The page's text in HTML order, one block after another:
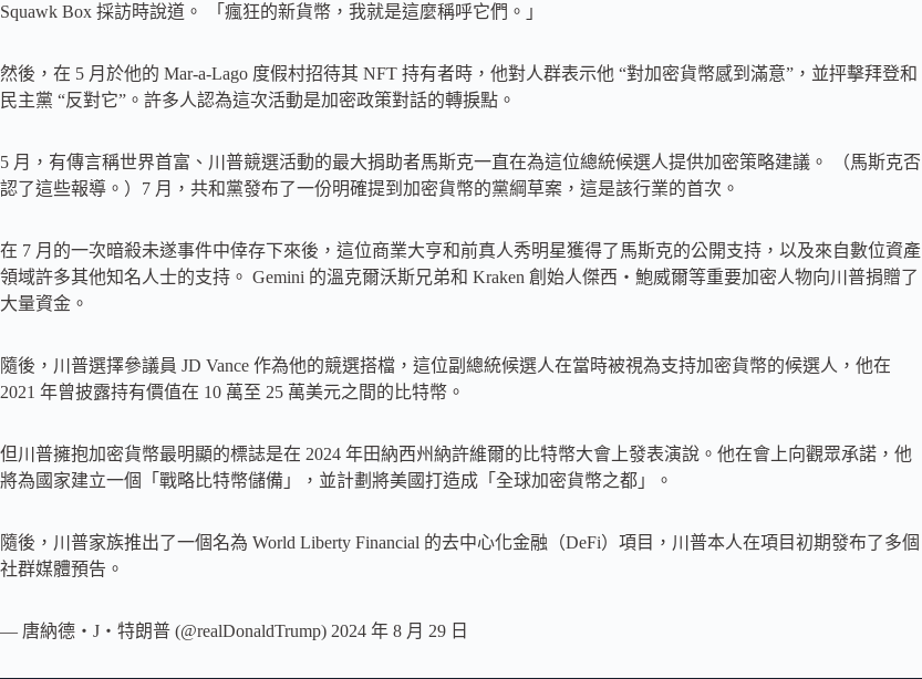
Squawk Box 採訪時說道。 「瘋狂的新貨幣，我就是這麼稱呼它們。」
然後，在 5 月於他的 Mar-a-Lago 度假村招待其 NFT 持有者時，他對人群表示他 “對加密貨幣感到滿意”，並抨擊拜登和
民主黨 “反對它”。許多人認為這次活動是加密政策對話的轉捩點。
5 月，有傳言稱世界首富、川普競選活動的最大捐助者馬斯克一直在為這位總統候選人提供加密策略建議。 （馬斯克否
認了這些報導。）7 月，共和黨發布了一份明確提到加密貨幣的黨綱草案，這是該行業的首次。
在 7 月的一次暗殺未遂事件中倖存下來後，這位商業大亨和前真人秀明星獲得了馬斯克的公開支持，以及來自數位資產
領域許多其他知名人士的支持。 Gemini 的溫克爾沃斯兄弟和 Kraken 創始人傑西・鮑威爾等重要加密人物向川普捐贈了
大量資金。
隨後，川普選擇參議員 JD Vance 作為他的競選搭檔，這位副總統候選人在當時被視為支持加密貨幣的候選人，他在
2021 年曾披露持有價值在 10 萬至 25 萬美元之間的比特幣。
但川普擁抱加密貨幣最明顯的標誌是在 2024 年田納西州納許維爾的比特幣大會上發表演說。他在會上向觀眾承諾，他
將為國家建立一個「戰略比特幣儲備」，並計劃將美國打造成「全球加密貨幣之都」。
隨後，川普家族推出了一個名為 World Liberty Financial 的去中心化金融（DeFi）項目，川普本人在項目初期發布了多個
社群媒體預告。
— 唐納德・J・特朗普 (@realDonaldTrump) 2024 年 8 月 29 日